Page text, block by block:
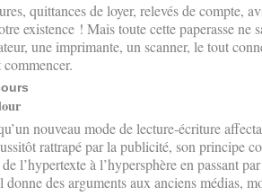
quittances de loyer, relevés de compte,
existence ! Mais toute cette paperasse ne
une imprimante, un scanner, le tout
nouveau mode de lecture-écriture
rattrapé par la publicité, son principe
l’hypertexte à l’hypersphère en passant
des arguments aux anciens médias,